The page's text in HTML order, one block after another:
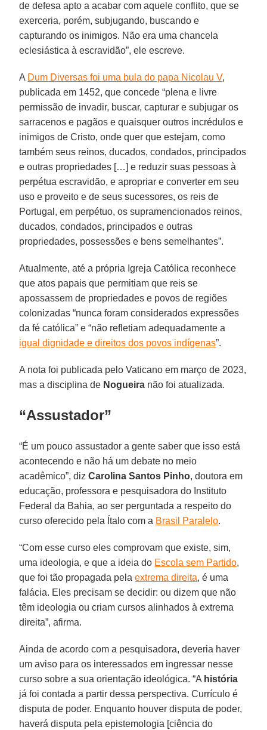
de defesa apto a acabar com aquele conflito, que se
exerceria, porém, subjugando, buscando e
capturando os inimigos. Não era uma chancela
eclesiástica à escravidão”, ele escreve.
A Dum Diversas foi uma bula do papa Nicolau V,
publicada em 1452, que concede “plena e livre
permissão de invadir, buscar, capturar e subjugar os
sarracenos e pagãos e quaisquer outros incrédulos e
inimigos de Cristo, onde quer que estejam, como
também seus reinos, ducados, condados, principados
e outras propriedades […] e reduzir suas pessoas à
perpétua escravidão, e apropriar e converter em seu
uso e proveito e de seus sucessores, os reis de
Portugal, em perpétuo, os supramencionados reinos,
ducados, condados, principados e outras
propriedades, possessões e bens semelhantes”.
Atualmente, até a própria Igreja Católica reconhece
que atos papais que permitiam que reis se
apossassem de propriedades e povos de regiões
colonizadas “nunca foram considerados expressões
da fé católica” e “não refletiam adequadamente a
igual dignidade e direitos dos povos indígenas”.
A nota foi publicada pelo Vaticano em março de 2023,
mas a disciplina de Nogueira não foi atualizada.
“Assustador”
“É um pouco assustador a gente saber que isso está
acontecendo e não há um debate no meio
acadêmico”, dizCarolina Santos Pinho, doutora em
educação, professora e pesquisadora do Instituto
Federal da Bahia, ao ser perguntada a respeito do
curso oferecido pela Ítalo com a Brasil Paralelo.
“Com esse curso eles comprovam que existe, sim,
uma ideologia, e que a ideia do Escola sem Partido,
que foi tão propagada pelaextrema direita, é uma
falácia. Eles precisam se decidir: ou dizem que não
têm ideologia ou criam cursos alinhados à extrema
direita”, afirma.
Ainda de acordo com a pesquisadora, deveria haver
um aviso para os interessados em ingressar nesse
curso sobre a sua orientação ideológica. “A história
já foi contada a partir dessa perspectiva. Currículo é
disputa de poder. Enquanto houver disputa de poder,
haverá disputa pela epistemologia [ciência do